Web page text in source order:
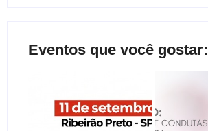
Eventos que você gostar: